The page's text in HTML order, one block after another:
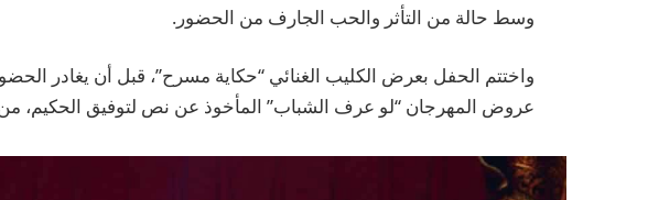
وسط حالة من التأثر والحب الجارف من الحضور.
واختتم الحفل بعرض الكليب الغنائي “حكاية مسرح”، قبل أن يغادر
عروض المهرجان “لو عرف الشباب” المأخوذ عن نص لتوفيق الحكيم، من